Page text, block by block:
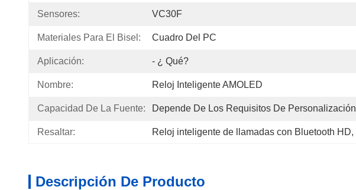
Sensores: VC30F
Materiales Para El Bisel: Cuadro Del PC
Aplicación: - ¿ Qué?
Nombre: Reloj Inteligente AMOLED
Capacidad De La Fuente: Depende De Los Requisitos De Personalización
Resaltar: Reloj inteligente de llamadas con Bluetooth HD,
Descripción De Producto